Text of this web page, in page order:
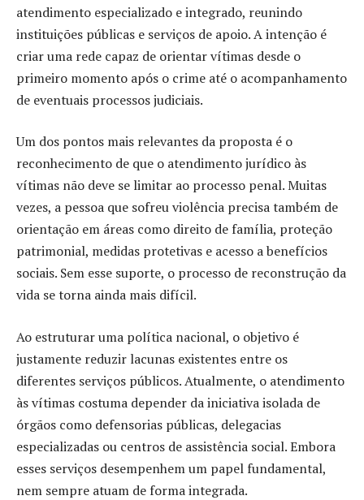
atendimento especializado e integrado, reunindo
instituições públicas e serviços de apoio. A intenção é
criar uma rede capaz de orientar vítimas desde o
primeiro momento após o crime até o acompanhamento
de eventuais processos judiciais.
Um dos pontos mais relevantes da proposta é o
reconhecimento de que o atendimento jurídico às
vítimas não deve se limitar ao processo penal. Muitas
vezes, a pessoa que sofreu violência precisa também de
orientação em áreas como direito de família, proteção
patrimonial, medidas protetivas e acesso a benefícios
sociais. Sem esse suporte, o processo de reconstrução da
vida se torna ainda mais difícil.
Ao estruturar uma política nacional, o objetivo é
justamente reduzir lacunas existentes entre os
diferentes serviços públicos. Atualmente, o atendimento
às vítimas costuma depender da iniciativa isolada de
órgãos como defensorias públicas, delegacias
especializadas ou centros de assistência social. Embora
esses serviços desempenhem um papel fundamental,
nem sempre atuam de forma integrada.